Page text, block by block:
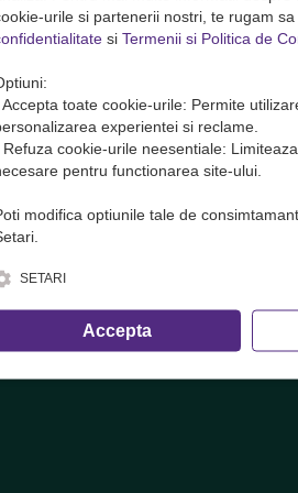
transport marfa) in avans. Plata se
și cele care nu trec prin
— CALEA CALARASILOR NR 57
inclusiv calculul volumetric ·
urile si partenerii nostri, te rugam
si Termenii si Politica de
Accepta toate cookie-urile: Permite
experientei si reclame.
Refuza cookie-urile neesentiale:
pentru functionarea site-ului.
modifica optiunile tale de
SETARI
Accepta